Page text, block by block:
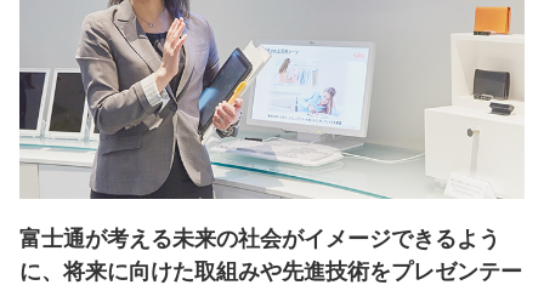
富士通が考える未来の社会がイメージできるよう
に、将来に向けた取組みや先進技術をプレゼンテー